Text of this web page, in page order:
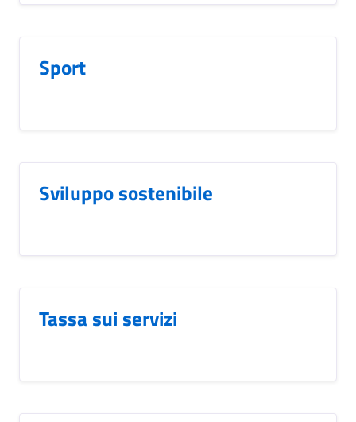
Sport
Sviluppo sostenibile
Tassa sui servizi